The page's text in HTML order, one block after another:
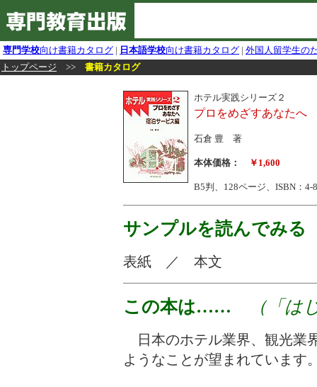
専門学校向け書籍カタログ | 日本語学校向け書籍カタログ | 外国人留学生の
トップページ >> 書籍カタログ
ホテル実践シリーズ２
プロをめざすあなたへ
石倉 豊 著
本体価格： ￥1,600
B5判、128ページ、ISBN：4-
サンプルを読んでみる
表紙 ／ 本文
この本は…… （「は
日本のホテル業界、観光業
ようなことが望まれていま